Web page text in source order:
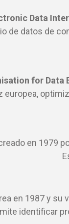
Data
de datos de
for Data
europea,
en 1979
en 1987 y su
identificar